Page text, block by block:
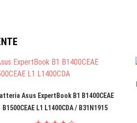
Asus ExpertBook B1 B1400CEAE
B1500CEAE L1 L1400CDA / B31N1915